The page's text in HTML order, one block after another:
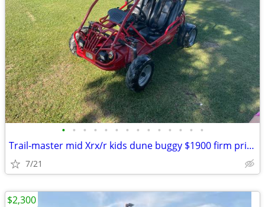
• • • • • • • • • • • • • •
Trail-master mid Xrx/r kids dune buggy $1900 firm price Precio firme
7/21
$2,300